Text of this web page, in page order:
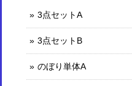
3点セットA
3点セットB
のぼり単体A